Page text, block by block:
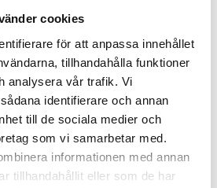
cookies
för att anpassa innehållet
tillhandahålla funktioner
analysera vår trafik. Vi
identifierare och annan
till de sociala medier och
som vi samarbetar med.
informationen med annan
tillhandahållit eller som de har
erfarenhet som
kundens vardag
till Daniel med frågor kring
riskerar att kärva eller ånga
leder till onödiga
kombinationen av lång erfarenhet
viktig för att hitta lösningar som